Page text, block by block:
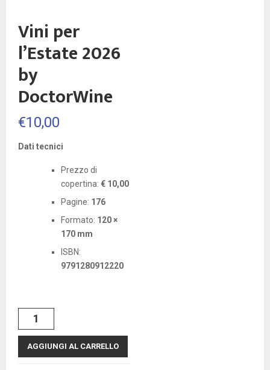
Vini per
l’Estate 2026
by
DoctorWine
€10,00
Dati tecnici
Prezzo di
copertina: € 10,00
Pagine: 176
Formato: 120 ×
170 mm
ISBN:
9791280912220
l'Estate
2026
AGGIUNGI AL CARRELLO